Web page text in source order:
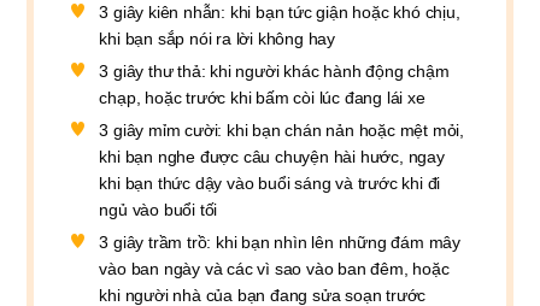
3 giây kiên nhẫn: khi bạn tức giận hoặc khó chịu,
khi bạn sắp nói ra lời không hay
3 giây thư thả: khi người khác hành động chậm
chạp, hoặc trước khi bấm còi lúc đang lái xe
3 giây mỉm cười: khi bạn chán nản hoặc mệt mỏi,
khi bạn nghe được câu chuyện hài hước, ngay
khi bạn thức dậy vào buổi sáng và trước khi đi
ngủ vào buổi tối
3 giây trầm trồ: khi bạn nhìn lên những đám mây
vào ban ngày và các vì sao vào ban đêm, hoặc
khi người nhà của bạn đang sửa soạn trước